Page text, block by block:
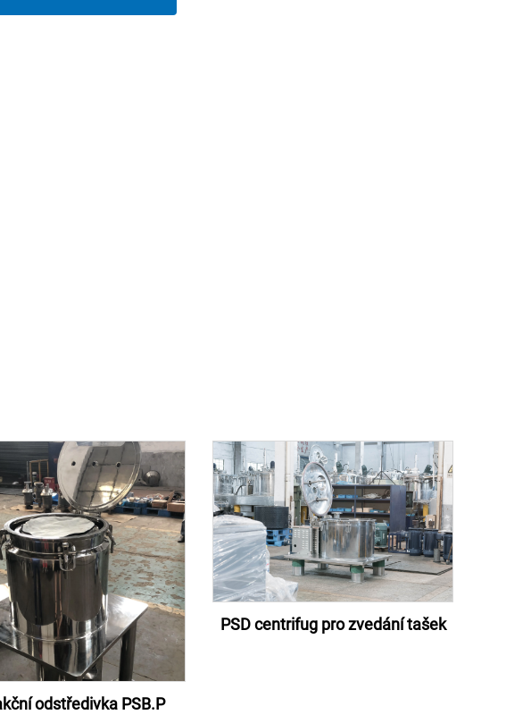
odstředivka PSB.P
PSD centrifug pro zvedání tašek